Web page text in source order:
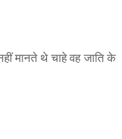
मानते थे चाहे वह जाति के